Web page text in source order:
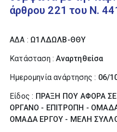
άρθρου 221 του Ν.
ΑΔΑ : Ω1ΛΔΩΛΒ-ΘΘΥ
Κατάσταση :Αναρτηθείσα
Ημερομηνία ανάρτησης : 06/
Είδος : ΠΡΑΞΗ ΠΟΥ ΑΦΟΡΑ
ΟΡΓΑΝΟ - ΕΠΙΤΡΟΠΗ - ΟΜΑΔΑ
ΟΜΑΔΑ ΕΡΓΟΥ - ΜΕΛΗ